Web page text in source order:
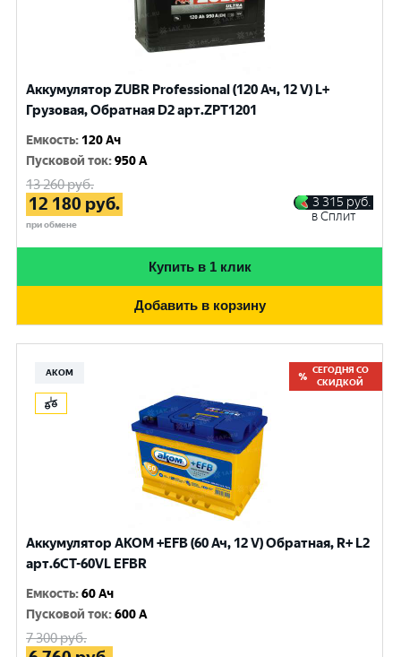
Аккумулятор ZUBR Professional (120 Ач, 12 V) L+
Грузовая, Обратная D2 арт.ZPT1201
Емкость: 120 Ач
Пусковой ток:950 A
13 260руб.
12 180 руб.
при обмене
3 315 руб.
в Сплит
Купить в 1 клик
Добавить в корзину
АКОМ
СЕГОДНЯ СО
СКИДКОЙ
Аккумулятор AKOM +EFB (60 Ач, 12 V) Обратная, R+ L2
арт.6CТ-60VL EFBR
Емкость:60 Ач
Пусковой ток:600 A
7 300руб.